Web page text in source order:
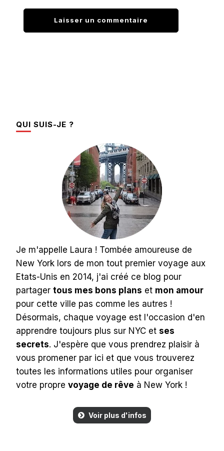
QUI SUIS-JE ?
Je m'appelle Laura ! Tombée amoureuse de
New York lors de mon tout premier voyage aux
Etats-Unis en 2014, j'ai créé ce blog pour
partager tous mes bons plans et mon amour
pour cette ville pas comme les autres !
Désormais, chaque voyage est l'occasion d'en
apprendre toujours plus sur NYC et ses
secrets. J'espère que vous prendrez plaisir à
vous promener par ici et que vous trouverez
toutes les informations utiles pour organiser
votre propre voyage de rêve à New York !
Voir plus d'infos